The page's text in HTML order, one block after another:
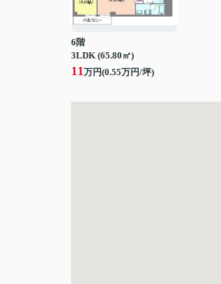
6階
3LDK (65.80㎡)
11万円(0.55万円/坪)